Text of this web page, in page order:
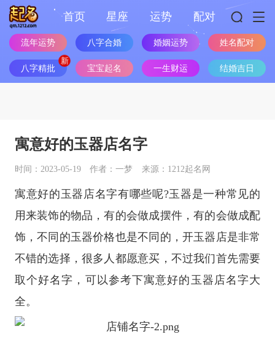
首页 星座 运势 配对
流年运势 八字合婚 婚姻运势 姓名配对
八字精批 宝宝起名 一生财运 结婚吉日
寓意好的玉器店名字
时间：2023-05-19 作者：一梦 来源：1212起名网
寓意好的玉器店名字有哪些呢?玉器是一种常见的
用来装饰的物品，有的会做成摆件，有的会做成配
饰，不同的玉器价格也是不同的，开玉器店是非常
不错的选择，很多人都愿意买，不过我们首先需要
取个好名字，可以参考下寓意好的玉器店名字大
全。